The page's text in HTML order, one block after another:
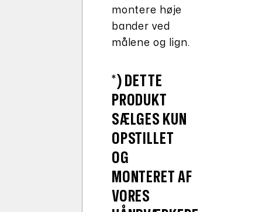
montere høje
bander ved
målene og lign.
*) DETTE
PRODUKT
SÆLGES KUN
OPSTILLET
OG
MONTERET AF
VORES